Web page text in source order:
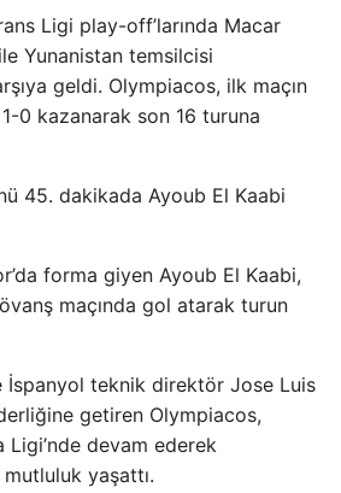
Ligi play-off’larında Macar
Yunanistan temsilcisi
geldi. Olympiacos, ilk maçın
1-0 kazanarak son 16 turuna
45. dakikada Ayoub El Kaabi
forma giyen Ayoub El Kaabi,
maçında gol atarak turun
İspanyol teknik direktör Jose Luis
getiren Olympiacos,
Ligi’nde devam ederek
yaşattı.